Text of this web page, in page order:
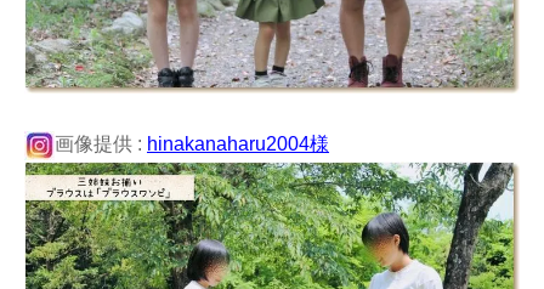
画像提供 : hinakanaharu2004様